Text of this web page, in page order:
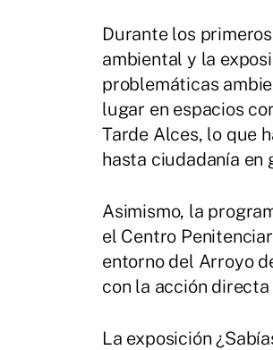
Durante los
ambiental y la
problemáticas
lugar en espacios
Tarde Alces, lo que
hasta ciudadanía en
Asimismo, la
el Centro
entorno del Arroyo
con la acción
La exposición